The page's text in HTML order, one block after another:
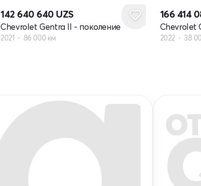
142 640 640 UZS
Chevrolet Gentra II - поколение
2021 86 000 км
166 414
Chevrolet
2022 38